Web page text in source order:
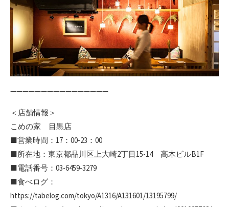
————————————————
＜店舗情報＞
こめの家 目黒店
■営業時間：17：00-23：00
■所在地：東京都品川区上大崎2丁目15-14 高木ビルB1F
■電話番号：03-6459-3279
■食べログ：
https://tabelog.com/tokyo/A1316/A131601/13195799/